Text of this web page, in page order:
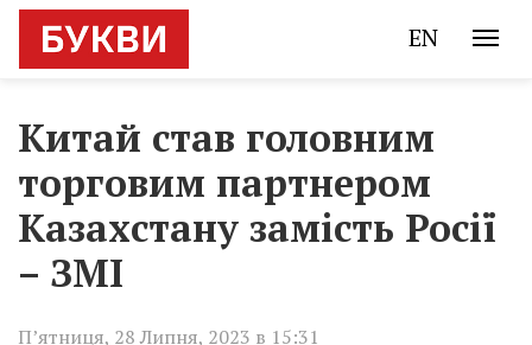
EN
Китай став головним
торговим партнером
Казахстану замість Росії
– ЗМІ
П’ятниця, 28 Липня, 2023 в 15:31